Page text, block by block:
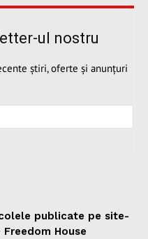
ul nostru
știri, oferte și anunțuri
publicate pe site-
House